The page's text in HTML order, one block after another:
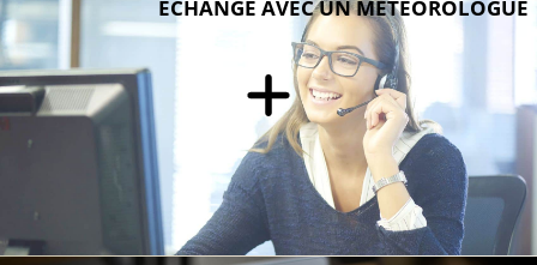
ECHANGE AVEC UN MÉTÉOROLOGUE